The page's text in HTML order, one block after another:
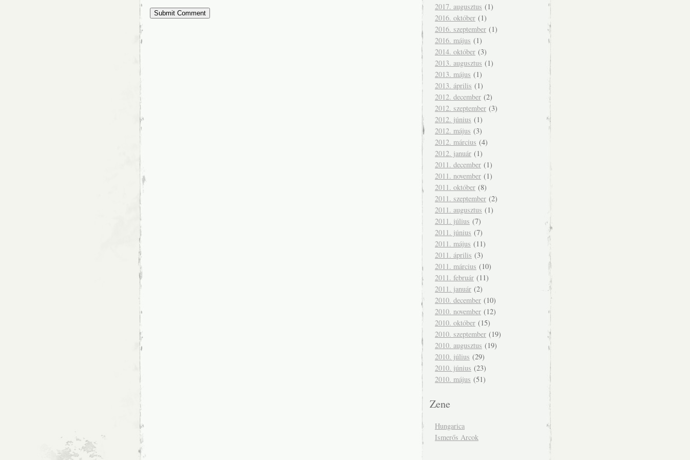
2017. augusztus (1)
2016. október (1)
2016. szeptember (1)
2016. május (1)
2014. október (3)
2013. augusztus (1)
2013. május (1)
2013. április (1)
2012. december (2)
2012. szeptember (3)
2012. június (1)
2012. május (3)
2012. március (4)
2012. január (1)
2011. december (1)
2011. november (1)
2011. október (8)
2011. szeptember (2)
2011. augusztus (1)
2011. július (7)
2011. június (7)
2011. május (11)
2011. április (3)
2011. március (10)
2011. február (11)
2011. január (2)
2010. december (10)
2010. november (12)
2010. október (15)
2010. szeptember (19)
2010. augusztus (19)
2010. július (29)
2010. június (23)
2010. május (51)
Zene
Hungarica
Ismerős Arcok